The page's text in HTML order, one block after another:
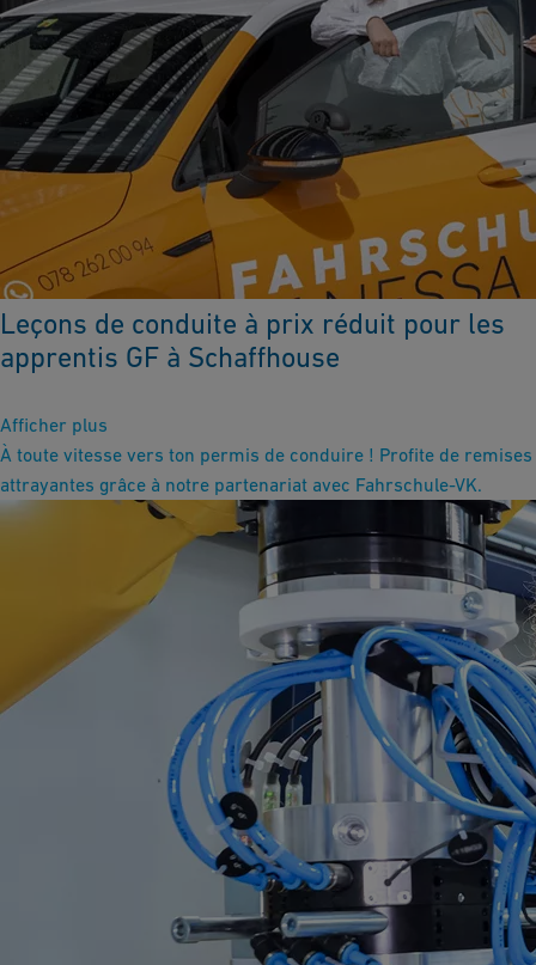
Leçons de conduite à prix réduit pour les
apprentis GF à Schaffhouse
Afficher plus
À toute vitesse vers ton permis de conduire ! Profite de remises
attrayantes grâce à notre partenariat avec Fahrschule-VK.